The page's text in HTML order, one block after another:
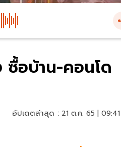
ซื้อบ้าน-คอนโด
อัปเดตล่าสุด : 21 ต.ค. 65 |